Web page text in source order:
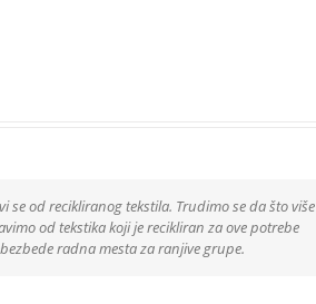
od recikliranog tekstila. Trudimo se da što više
od tekstika koji je recikliran za ove potrebe
radna mesta za ranjive grupe.